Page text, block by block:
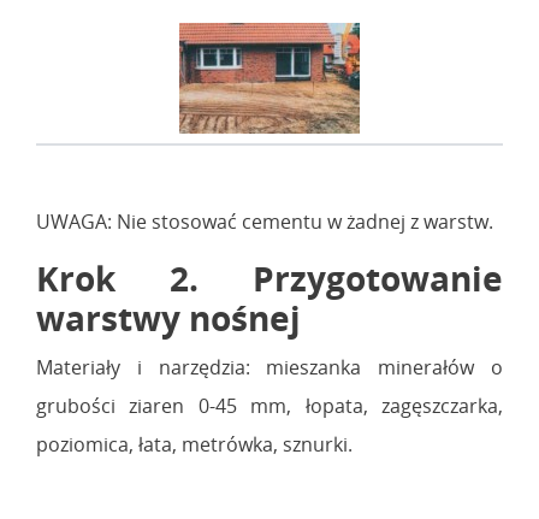
UWAGA: Nie stosować cementu w żadnej z warstw.
Krok 2. Przygotowanie
warstwy nośnej
Materiały i narzędzia: mieszanka minerałów o
grubości ziaren 0-45 mm, łopata, zagęszczarka,
poziomica, łata, metrówka, sznurki.